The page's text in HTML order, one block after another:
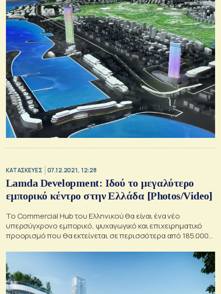
ΚΑΤΑΣΚΕΥΕΣ 07.12.2021, 12:28
Lamda Development: Ιδού το μεγαλύτερο
εμπορικό κέντρο στην Ελλάδα [Photos/Video]
Το Commercial Hub του Ελληνικού θα είναι ένα νέο
υπερσύγχρονο εμπορικό, ψυχαγωγικό και επιχειρηματικό
προορισμό που θα εκτείνεται σε περισσότερα από 185.000